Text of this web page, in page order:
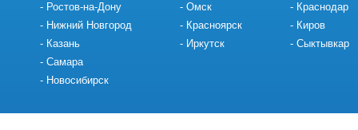
Ростов-на-Дону
Нижний Новгород
Казань
Самара
Новосибирск
Омск
Красноярск
Иркутск
Краснодар
Киров
Сыктывкар